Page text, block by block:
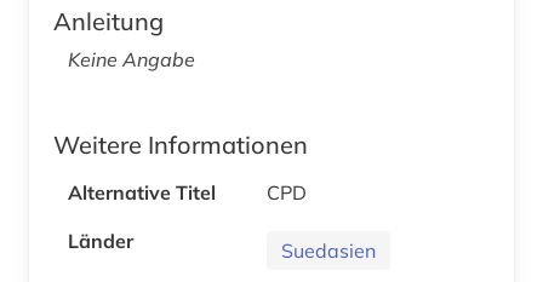
Anleitung
Keine Angabe
Weitere Informationen
Alternative Titel
CPD
Länder
Suedasien